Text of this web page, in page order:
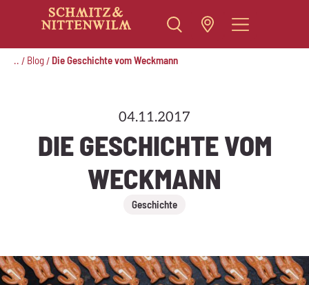
springen
.. / Blog / Die Geschichte vom Weckmann
04.11.2017
DIE GESCHICHTE VOM
WECKMANN
Geschichte